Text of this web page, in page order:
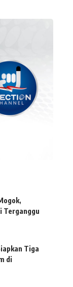
Terganggu
Tiga
di